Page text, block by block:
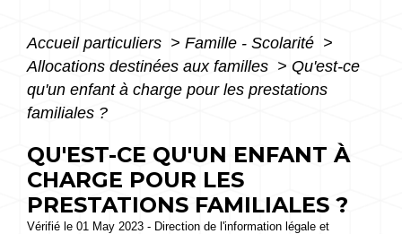
Accueil particuliers > Famille - Scolarité >
Allocations destinées aux familles > Qu'est-ce
qu'un enfant à charge pour les prestations
familiales ?
QU'EST-CE QU'UN ENFANT À
CHARGE POUR LES
PRESTATIONS FAMILIALES ?
Vérifié le 01 May 2023 - Direction de l'information légale et